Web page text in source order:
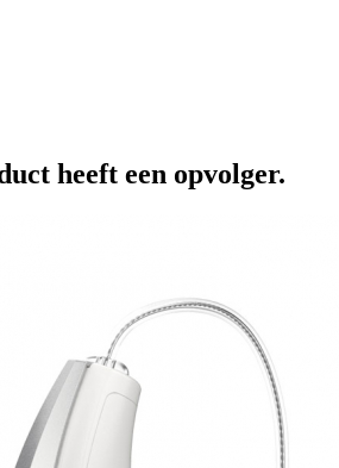
heeft een opvolger.